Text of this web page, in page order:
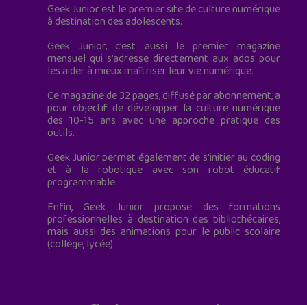
Geek Junior est le premier site de culture numérique
à destination des adolescents.
Geek Junior, c’est aussi le premier magazine
mensuel qui s’adresse directement aux ados pour
les aider à mieux maîtriser leur vie numérique.
Ce magazine de 32 pages, diffusé par abonnement, a
pour objectif de développer la culture numérique
des 10-15 ans avec une approche pratique des
outils.
Geek Junior permet également de s'initier au coding
et à la robotique avec son robot éducatif
programmable.
Enfin, Geek Junior propose des formations
professionnelles à destination des bibliothécaires,
mais aussi des animations pour le public scolaire
(collège, lycée).